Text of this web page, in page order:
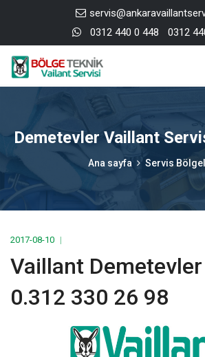
0312 440 0 448
0312
Demetevler Vaillant
Ana sayfa Servis
2017-08-10
Vaillant
0.312 330 26 98